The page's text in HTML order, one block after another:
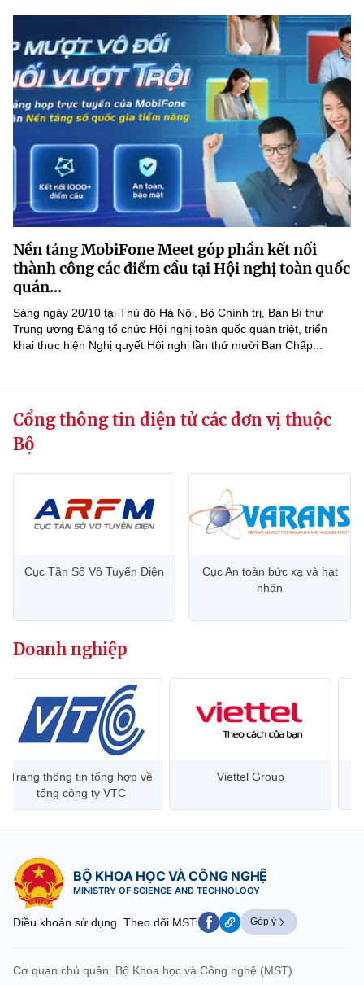
BỘ KHOA HỌC VÀ CÔNG NGHỆ
MINISTRY OF SCIENCE AND TECHNOLOGY
Điều khoản sử dụng Theo dõi MST:
Cơ quan chủ quản: Bộ Khoa học và Công nghệ (MST)
Chịu trách nhiệm nội dung: Nguyễn Thị Hải Hằng
Giám đốc Trung tâm Truyền thông Khoa học và Công nghệ.
Địa chỉ: Ban Biên tập Cổng TTĐT - 18 Nguyễn Du, TP. Hà Nội
Điện thoại: 024 3936 9506
Email:stc@mst.gov.vn
©2026 Bản quyền thuộc Bộ Khoa Học và Công Nghệ
(Ghi rõ nguồn "https://mst.gov.vn" khi phát hành lại thông tin từ
website này)
Nền tảng MobiFone Meet góp phần kết nối
thành công các điểm cầu tại Hội nghị toàn quốc
quán...
Sáng ngày 20/10 tại Thủ đô Hà Nội, Bộ Chính trị, Ban Bí thư
Trung ương Đảng tổ chức Hội nghị toàn quốc quán triệt, triển
khai thực hiện Nghị quyết Hội nghị lần thứ mười Ban Chấp...
Cổng thông tin điện tử các đơn vị thuộc
Bộ
Cục Tần Số Vô Tuyến Điện
Cục An toàn bức xạ và hạt
nhân
Doanh nghiệp
Trang thông tin tổng hợp về
tổng công ty VTC
Viettel Group
BỘ KHOA HỌC VÀ CÔNG NGHỆ
MINISTRY OF SCIENCE AND TECHNOLOGY
Điều khoản sử dụng Theo dõi MST: Góp ý
Cơ quan chủ quản: Bộ Khoa học và Công nghệ (MST)